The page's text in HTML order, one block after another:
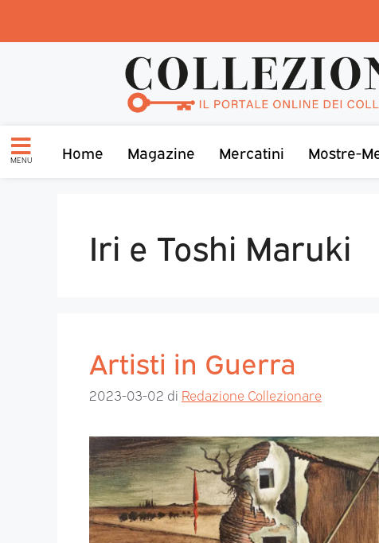
MENU Home Magazine Mercatini Mostre-
Iri e Toshi Maruki
Artisti in Guerra
2023-03-02 di Redazione Collezionare